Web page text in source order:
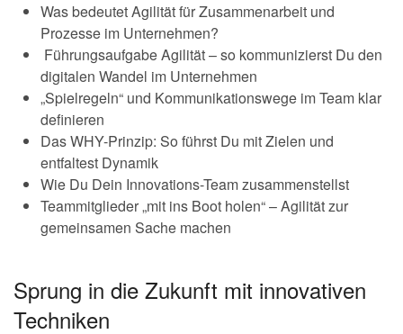
Was bedeutet Agilität für Zusammenarbeit und
Prozesse im Unternehmen?
Führungsaufgabe Agilität – so kommunizierst Du den
digitalen Wandel im Unternehmen
„Spielregeln“ und Kommunikationswege im Team klar
definieren
Das WHY-Prinzip: So führst Du mit Zielen und
entfaltest Dynamik
Wie Du Dein Innovations-Team zusammenstellst
Teammitglieder „mit ins Boot holen“ – Agilität zur
gemeinsamen Sache machen
Sprung in die Zukunft mit innovativen
Techniken